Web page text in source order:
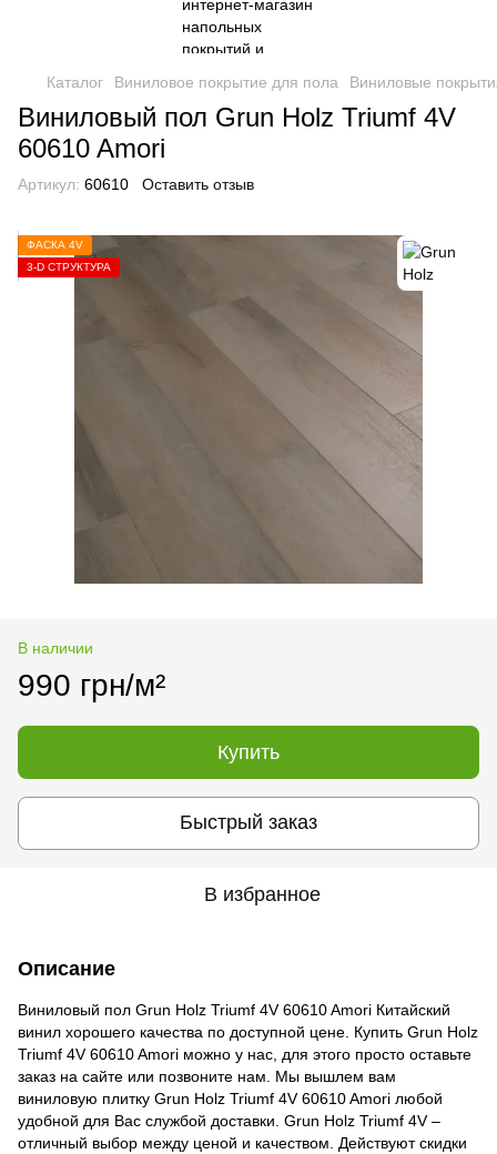
Каталог Виниловое покрытие для пола Виниловые
Виниловый пол Grun Holz Triumf 4V
60610 Amori
Артикул: 60610 Оставить отзыв
ФАСКА 4V
3-D СТРУКТУРА
В наличии
990 грн/м²
Купить
Быстрый заказ
В избранное
Описание
Виниловый пол Grun Holz Triumf 4V 60610 Amori Китайский
винил хорошего качества по доступной цене. Купить Grun Holz
Triumf 4V 60610 Amori можно у нас, для этого просто оставьте
заказ на сайте или позвоните нам. Мы вышлем вам
виниловую плитку Grun Holz Triumf 4V 60610 Amori любой
удобной для Вас службой доставки. Grun Holz Triumf 4V –
отличный выбор между ценой и качеством. Действуют скидки